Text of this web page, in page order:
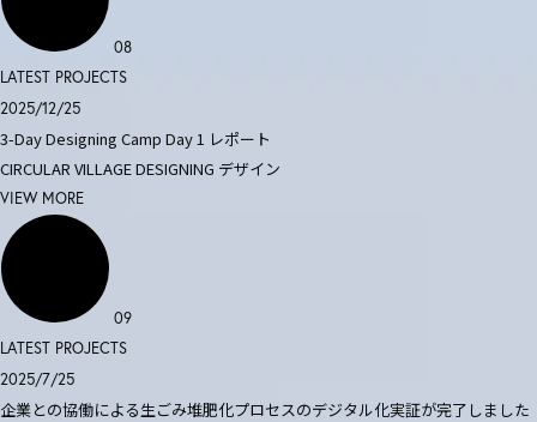
08
LATEST PROJECTS
2025/12/25
3-Day Designing Camp Day 1 レポート
CIRCULAR VILLAGE DESIGNING デザイン
VIEW MORE
09
LATEST PROJECTS
2025/7/25
企業との協働による生ごみ堆肥化プロセスのデジタル化実証が完了しました